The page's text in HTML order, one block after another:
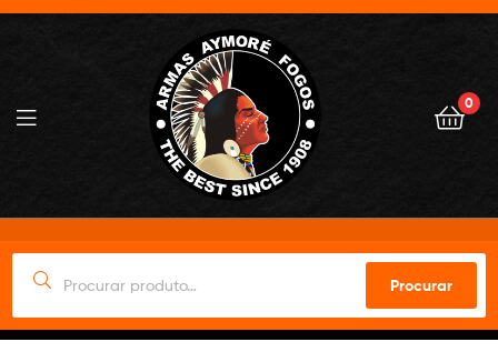
0
Procurar